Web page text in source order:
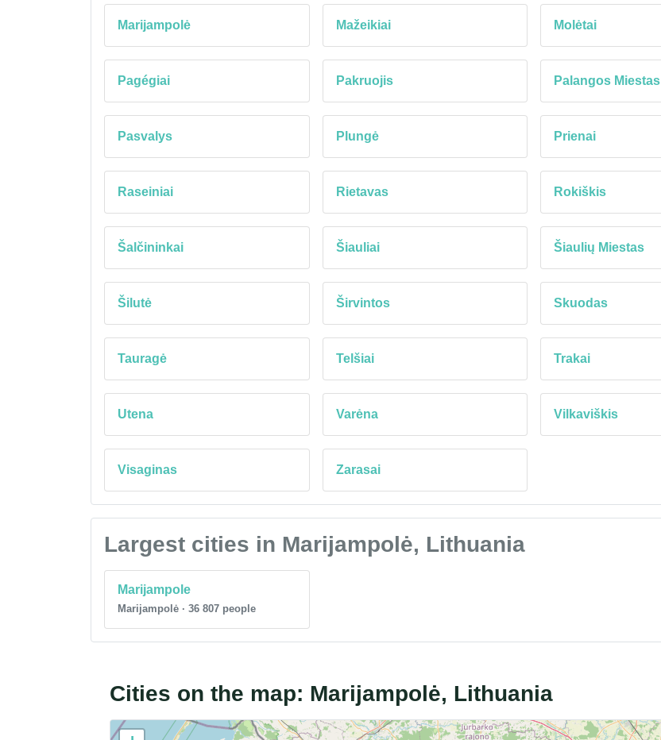
Marijampolė Mažeikiai Molėtai
Pagégiai Pakruojis Palangos Miestas
Pasvalys Plungė Prienai
Raseiniai Rietavas Rokiškis
Šalčininkai Šiauliai Šiaulių Miestas
Šilutė Širvintos Skuodas
Tauragė Telšiai Trakai
Utena Varėna Vilkaviškis
Visaginas Zarasai
Largest cities in Marijampolė, Lithuania
Marijampole
Marijampolė · 36 807 people
Cities on the map: Marijampolė, Lithuania